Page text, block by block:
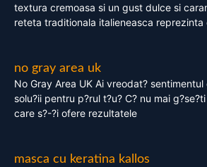
textura cremoasa si un gust dulce si
reteta traditionala italieneasca
no gray area uk
No Gray Area UK Ai vreodat? sentimentul
solu?ii pentru p?rul t?u? C? nu mai
care s?-?i ofere rezultatele
masca cu keratina kallos